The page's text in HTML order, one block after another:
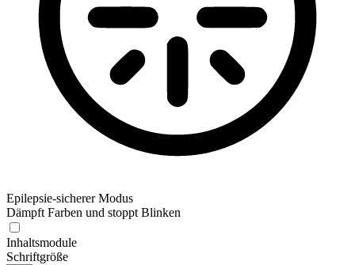
Epilepsie-sicherer Modus
Dämpft Farben und stoppt Blinken
Inhaltsmodule
Schriftgröße